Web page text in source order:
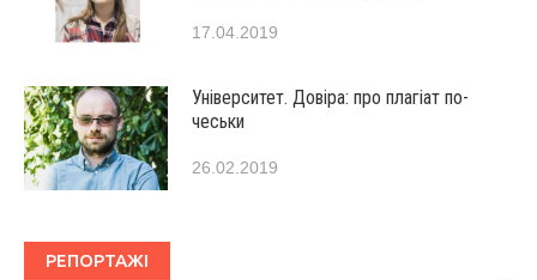
17.04.2019
Університет. Довіра: про плагіат по-
чеськи
26.02.2019
РЕПОРТАЖІ